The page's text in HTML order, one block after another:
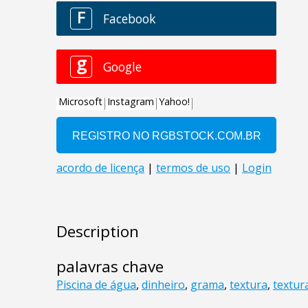
Description
palavras chave
Piscina de água, dinheiro, grama, textura,